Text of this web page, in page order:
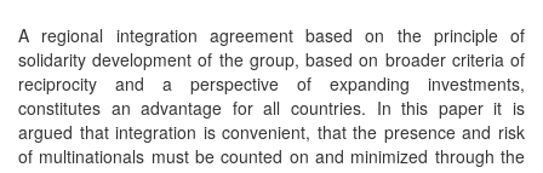
A regional integration agreement based on the principle of
solidarity development of the group, based on broader criteria of
reciprocity and a perspective of expanding investments,
constitutes an advantage for all countries. In this paper it is
argued that integration is convenient, that the presence and risk
of multinationals must be counted on and minimized through the